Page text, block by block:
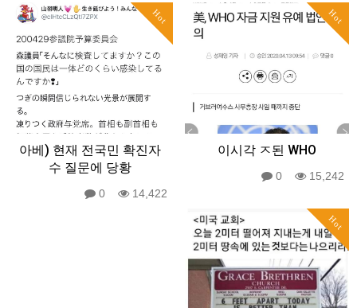
Hot
아베) 현재 전국민 확진자
수 질문에 당황
0 14,422
Hot
이시각 ㅈ된 WHO
0 15,242
Hot